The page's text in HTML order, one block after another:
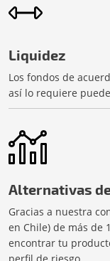
Liquidez
Los fondos de
así lo requiere
Alternativas
Gracias a nuestra
en Chile) de más de
encontrar tu